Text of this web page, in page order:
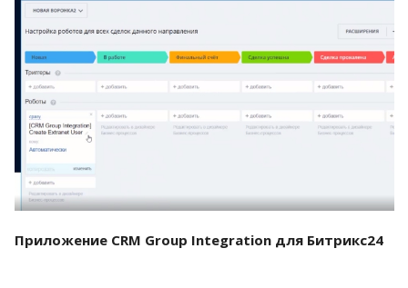
Смотреть проект
Приложение CRM Group Integration для Битрикс24